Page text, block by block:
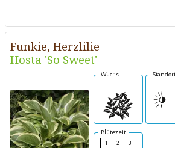
Funkie, Herzlilie
Hosta 'So Sweet'
Wuchs Standort
Blütezeit
1
2
3